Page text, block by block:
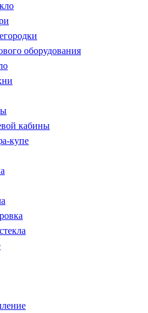
оборудования
кабины
купе